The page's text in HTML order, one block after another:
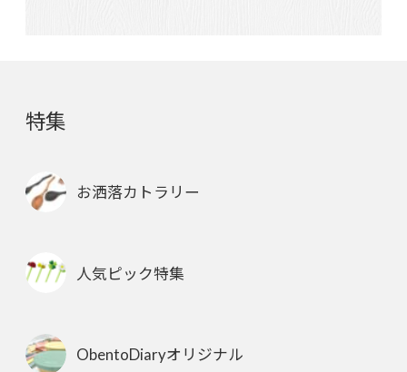
特集
お洒落カトラリー
人気ピック特集
ObentoDiaryオリジナル